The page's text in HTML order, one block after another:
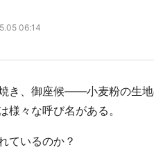
征
地」
『薬屋のひとりごと』の
に入り込む 六本木ヒル
／1～10／26】
06:14
き、御座候――小麦粉の生
様々な呼び名がある。
ているのか？